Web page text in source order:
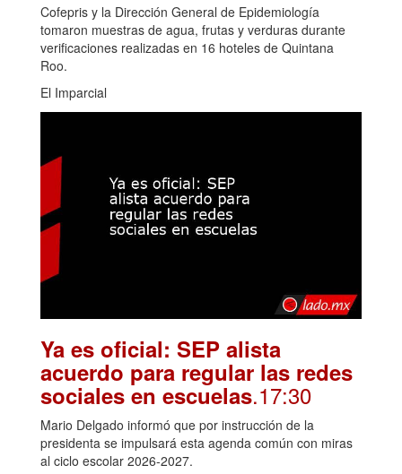
Cofepris y la Dirección General de Epidemiología
tomaron muestras de agua, frutas y verduras durante
verificaciones realizadas en 16 hoteles de Quintana
Roo.
El Imparcial
Ya es oficial: SEP alista
acuerdo para regular las redes
sociales en escuelas.17:30
Mario Delgado informó que por instrucción de la
presidenta se impulsará esta agenda común con miras
al ciclo escolar 2026-2027.